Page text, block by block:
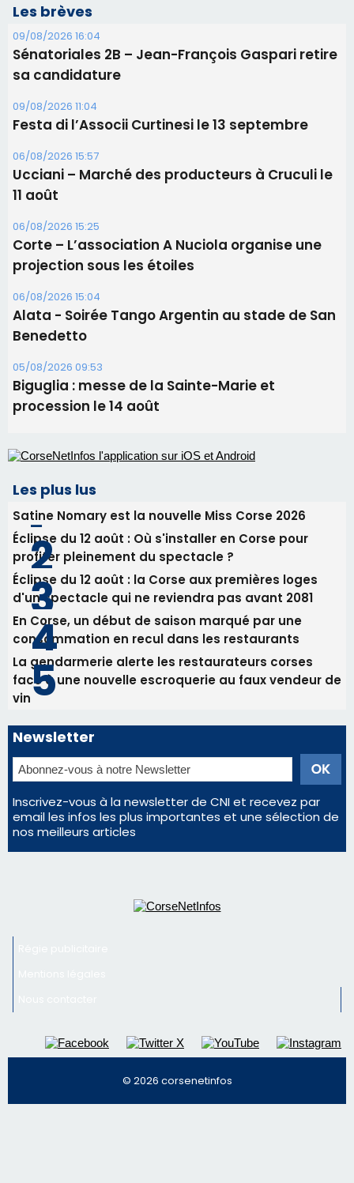
06/08/2026 15:57
Ucciani – Marché des producteurs à Cruculi le
11 août
06/08/2026 15:25
Corte – L’association A Nuciola organise une
projection sous les étoiles
06/08/2026 15:04
Alata - Soirée Tango Argentin au stade de San
Benedetto
05/08/2026 09:53
Biguglia : messe de la Sainte-Marie et
procession le 14 août
Les plus lus
Satine Nomary est la nouvelle Miss Corse 2026
Éclipse du 12 août : Où s'installer en Corse pour
profiter pleinement du spectacle ?
d'un spectacle qui ne reviendra pas avant 2081
consommation en recul dans les restaurants
La gendarmerie alerte les restaurateurs corses
face à une nouvelle escroquerie au faux vendeur de
vin
Newsletter
Inscrivez-vous à la newsletter de CNI et recevez par
email les infos les plus importantes et une sélection de
nos meilleurs articles
Régie publicitaire
Mentions légales
Nous contacter